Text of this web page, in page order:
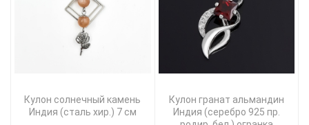
Кулон солнечный камень
Индия (сталь хир.) 7 см
Кулон гранат альмандин
Индия (серебро 925 пр.